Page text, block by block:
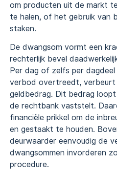
om producten uit de markt
te halen, of het gebruik van
staken.
De dwangsom vormt een
rechterlijk bevel
Per dag of zelfs per
verbod overtreedt, verbeurt
geldbedrag. Dit bedrag
de rechtbank vaststelt.
financiële prikkel om de
en gestaakt te houden.
deurwaarder eenvoudig de
dwangsommen invorderen
procedure.